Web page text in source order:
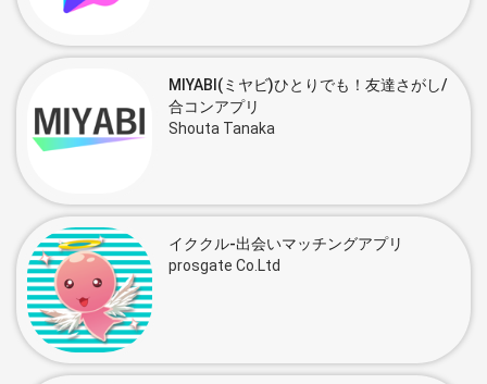
MIYABI(ミヤビ)ひとりでも！友達さがし/
合コンアプリ
Shouta Tanaka
イククル-出会いマッチングアプリ
prosgate Co.Ltd